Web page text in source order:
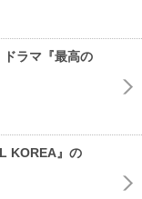
ラマ『最高の
KOREA』の